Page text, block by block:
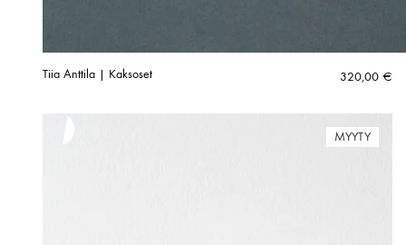
Tiia Anttila | Kaksoset 320,00 €
MYYTY